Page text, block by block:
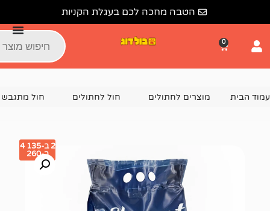
הטבה מחכה לכם בעגלת הקניות
לחתולים חול לחתולים חול מתגבש לחתול חול